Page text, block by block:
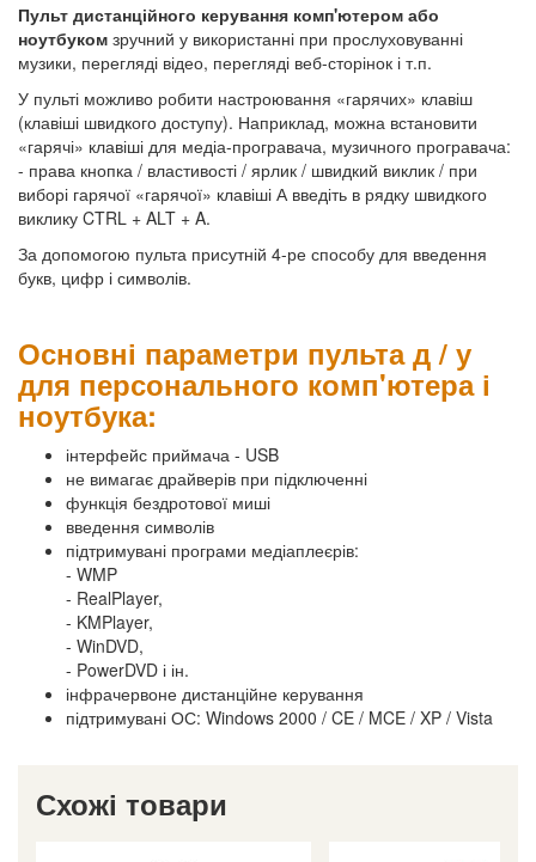
Пульт дистанційного керування комп'ютером або
ноутбуком зручний у використанні при прослуховуванні
музики, перегляді відео, перегляді веб-сторінок і т.п.
У пульті можливо робити настроювання «гарячих» клавіш
(клавіші швидкого доступу). Наприклад, можна встановити
«гарячі» клавіші для медіа-програвача, музичного програвача:
- права кнопка / властивості / ярлик / швидкий виклик / при
виборі гарячої «гарячої» клавіші А введіть в рядку швидкого
виклику CTRL + ALT + A.
За допомогою пульта присутній 4-ре способу для введення
букв, цифр і символів.
Основні параметри пульта д / у
для персонального комп'ютера і
ноутбука:
інтерфейс приймача - USB
не вимагає драйверів при підключенні
функція бездротової миші
введення символів
підтримувані програми медіаплеєрів:
- WMP
- RealPlayer,
- KMPlayer,
- WinDVD,
- PowerDVD і ін.
інфрачервоне дистанційне керування
підтримувані ОС: Windows 2000 / CE / MCE / XP / Vista
Схожі товари